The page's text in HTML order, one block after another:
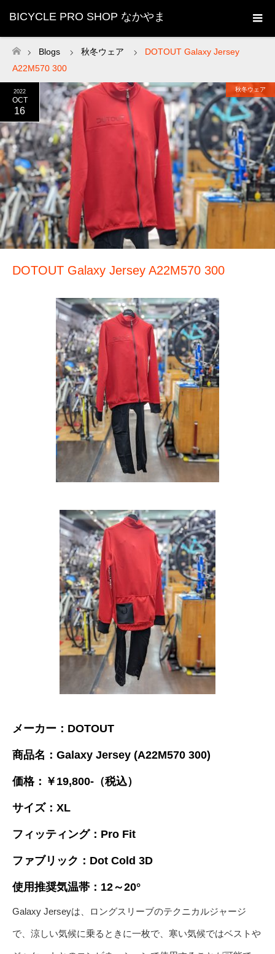
BICYCLE PRO SHOP なかやま
ホーム
Blogs 秋冬ウェア
DOTOUT Galaxy Jersey
A22M570 300
2022
OCT
16
秋冬ウェア
DOTOUT Galaxy Jersey A22M570 300
メーカー：DOTOUT
商品名：Galaxy Jersey (A22M570 300)
価格：￥19,800-（税込）
サイズ：XL
フィッティング：Pro Fit
ファブリック：Dot Cold 3D
使用推奨気温帯：12～20°
Galaxy Jerseyは、ロングスリーブのテクニカルジャージ
で、涼しい気候に乗るときに一枚で、寒い気候ではベストや